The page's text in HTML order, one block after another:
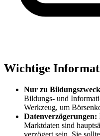
Wichtige
Nur zu
Bildungs- und
Werkzeug, um
Datenverzögerungen:
Marktdaten sind